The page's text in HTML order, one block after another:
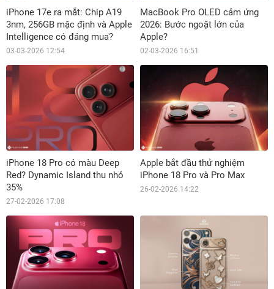
iPhone 17e ra mắt: Chip A19
3nm, 256GB mặc định và Apple
Intelligence có đáng mua?
03-03-2026 12:54
MacBook Pro OLED cảm ứng
2026: Bước ngoặt lớn của
Apple?
02-03-2026 16:51
iPhone 18 Pro có màu Deep
Red? Dynamic Island thu nhỏ
35%
27-02-2026 17:08
Apple bắt đầu thử nghiệm
iPhone 18 Pro và Pro Max
26-02-2026 14:22